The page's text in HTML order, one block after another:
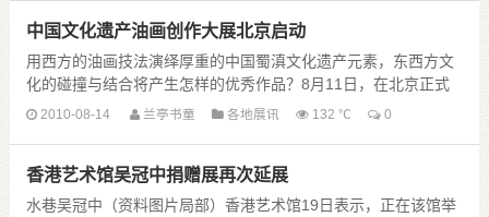
中国文化遗产油画创作大展北京启动
用西方的油画技法演绎厚重的中国蜀滇文化遗产元素，东西方文
化的碰撞与结合将产生怎样的优秀作品？8月11日，在北京正式
启动的中国文化遗产油画创作大展将给出实践性答案......
2010-08-14 兰亭书童 各地展讯 132 ℃ 0
香港艺术馆吴冠中捐赠展再次延展
水巷吴冠中（资料图片局部）香港艺术馆19日表示，正在该馆举